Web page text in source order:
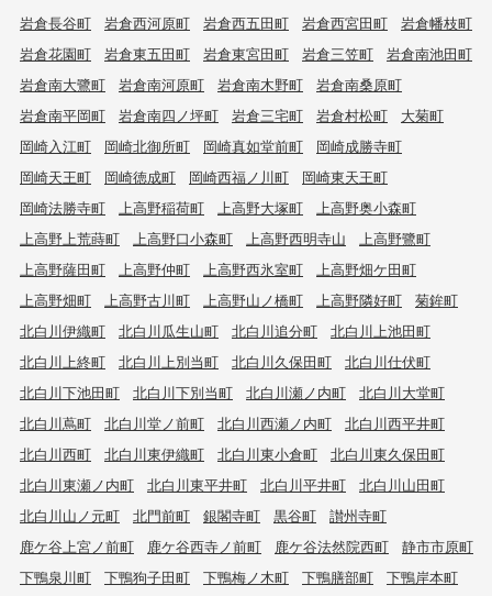
岩倉長谷町
岩倉西河原町 岩倉西五田町 岩倉西宮田町
岩倉幡枝町
岩倉花園町
岩倉東五田町 岩倉東宮田町 岩倉三笠町
岩倉南池田町
岩倉南大鷺町
岩倉南河原町 岩倉南木野町
岩倉南桑原町
岩倉南平岡町
岩倉南四ノ坪町 岩倉三宅町 岩倉村松町
大菊町
岡崎入江町
岡崎北御所町 岡崎真如堂前町
岡崎成勝寺町
岡崎天王町
岡崎徳成町 岡崎西福ノ川町
岡崎東天王町
岡崎法勝寺町
上高野稲荷町 上高野大塚町
上高野奥小森町
上高野上荒蒔町
上高野口小森町 上高野西明寺山
上高野鷺町
上高野薩田町
上高野仲町 上高野西氷室町
上高野畑ケ田町
上高野畑町
上高野古川町 上高野山ノ橋町 上高野隣好町
菊鉾町
北白川伊織町
北白川瓜生山町 北白川追分町
北白川上池田町
北白川上終町
北白川上別当町 北白川久保田町
北白川仕伏町
北白川下池田町
北白川下別当町 北白川瀬ノ内町
北白川大堂町
北白川蔦町
北白川堂ノ前町 北白川西瀬ノ内町
北白川西平井町
北白川西町
北白川東伊織町 北白川東小倉町
北白川東久保田町
北白川東瀬ノ内町
北白川東平井町 北白川平井町
北白川山田町
北白川山ノ元町
北門前町 銀閣寺町 黒谷町
讃州寺町
鹿ケ谷上宮ノ前町
鹿ケ谷西寺ノ前町 鹿ケ谷法然院西町
静市市原町
下鴨泉川町
下鴨狗子田町 下鴨梅ノ木町 下鴨膳部町
下鴨岸本町